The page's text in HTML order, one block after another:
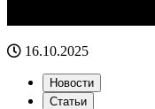
16.10.2025
Новости
Статьи